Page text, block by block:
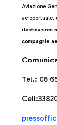
Aviazione
aeroportuale,
destinazioni
compagnie
Tel.: 06